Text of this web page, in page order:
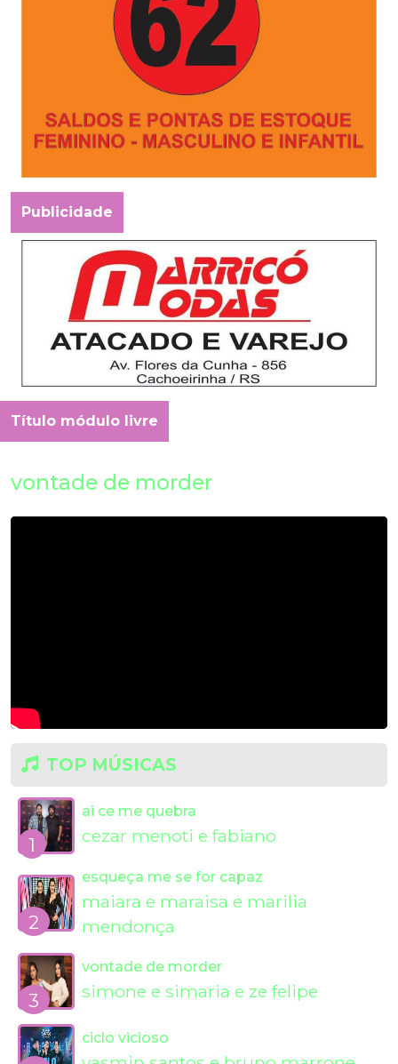
Publicidade
Título módulo livre
vontade de morder
TOP MÚSICAS
1
ai ce me quebra
cezar menoti e fabiano
2
esqueça me se for capaz
maiara e maraisa e marilia
mendonça
3
vontade de morder
simone e simaria e ze felipe
ciclo vicioso